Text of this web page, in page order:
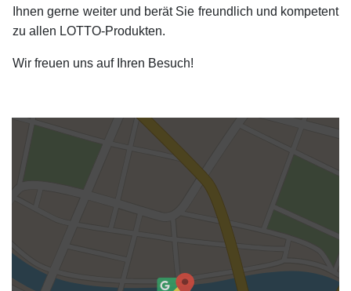
Ihnen gerne weiter und berät Sie freundlich und kompetent
zu allen LOTTO-Produkten.
Wir freuen uns auf Ihren Besuch!